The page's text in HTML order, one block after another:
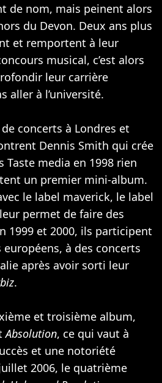
de nom, mais peinent alors
du Devon. Deux ans plus
et remportent à leur
musical, c’est alors
leur carrière
aller à l’université.
concerts à Londres et
Dennis Smith qui crée
Taste media en 1998 rien
un premier mini-album.
le label maverick, le label
permet de faire des
1999 et 2000, ils participent
à des concerts
après avoir sorti leur
.
et troisième album,
Absolution, ce qui vaut à
et une notoriété
2006, le quatrième